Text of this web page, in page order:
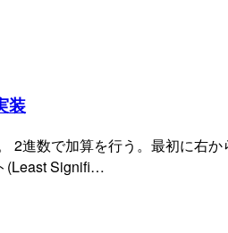
装
2進数で加算を行う。最初に右
(Least Signifi…